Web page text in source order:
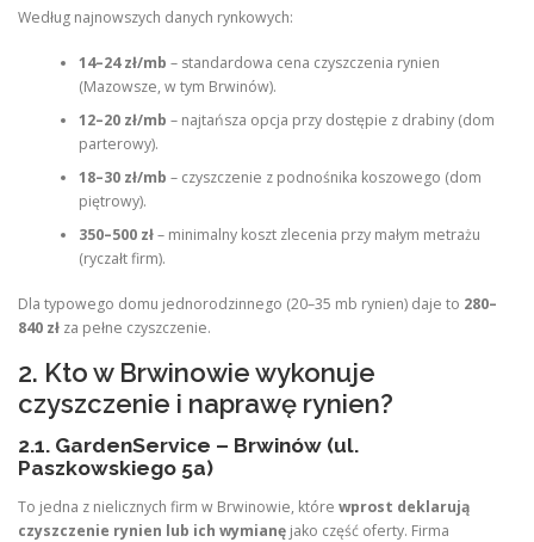
Według najnowszych danych rynkowych:
14–24 zł/mb – standardowa cena czyszczenia rynien
(Mazowsze, w tym Brwinów).
12–20 zł/mb – najtańsza opcja przy dostępie z drabiny (dom
parterowy).
18–30 zł/mb – czyszczenie z podnośnika koszowego (dom
piętrowy).
350–500 zł– minimalny koszt zlecenia przy małym metrażu
(ryczałt firm).
Dla typowego domu jednorodzinnego (20–35 mb rynien) daje to 280–
840 zł za pełne czyszczenie.
2. Kto w Brwinowie wykonuje
czyszczenie i naprawę rynien?
2.1. GardenService – Brwinów (ul.
Paszkowskiego 5a)
To jedna z nielicznych firm w Brwinowie, które wprost deklarują
czyszczenie rynien lub ich wymianę jako część oferty. Firma